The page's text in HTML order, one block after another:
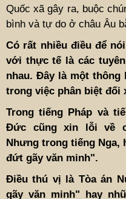
Quốc xã gây ra, buộc
bình và tự do ở châu Âu
Có rất nhiều điều để
với thực tế là các
nhau. Đây là một thông
trong việc phân biệt
Trong tiếng Pháp và
Đức cũng xin lỗi về
Nhưng trong tiếng Nga,
đứt gãy văn minh".
Điều thú vị là Tòa án
gãy văn minh" hay